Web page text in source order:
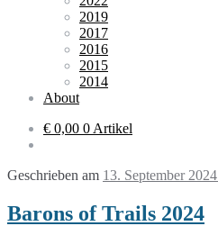
2019
2017
2016
2015
2014
About
€ 0,00 0 Artikel
Geschrieben am 13. September 2024
Barons of Trails 2024